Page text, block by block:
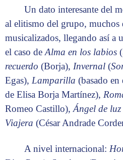
Un dato interesante del
al elitismo del grupo, muchos
musicalizados, llegando así a
el caso de Alma en los labios
recuerdo (Borja), Invernal (
Egas), Lamparilla (basado en
de Elisa Borja Martínez),
Romeo Castillo), Ángel de luz
Viajera (César Andrade
A nivel internacional: